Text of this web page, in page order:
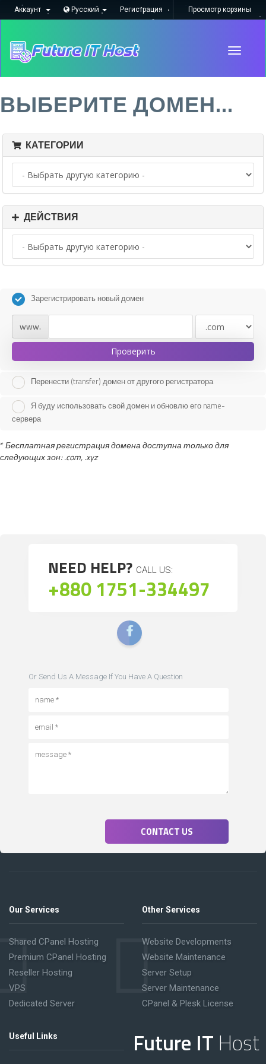
Аккаунт Русский Регистрация Просмотр корзины
Toggle
ВЫБЕРИТЕ ДОМЕН...
КАТЕГОРИИ
ДЕЙСТВИЯ
Зарегистрировать новый домен
www.
Проверить
Перенести (transfer) домен от другого регистратора
Я буду использовать свой домен и обновлю его name-
сервера
*Бесплатная регистрация домена доступна только для
следующих зон: .com, .xyz
NEED HELP? CALL US:
+880 1751-334497
Or Send Us A Message If You Have A Question
CONTACT US
Our Services
Shared CPanel Hosting
Premium CPanel Hosting
Reseller Hosting
VPS
Dedicated Server
Other Services
Website Developments
Website Maintenance
Server Setup
Server Maintenance
CPanel & Plesk License
Useful Links Future IT Host